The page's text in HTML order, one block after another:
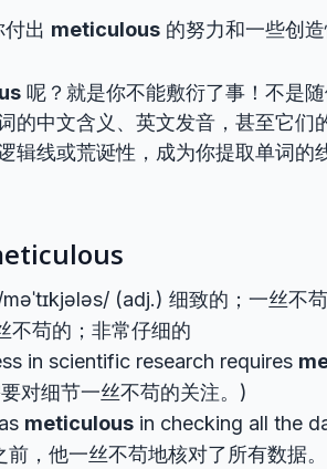
出 meticulous 的努力和一些创
呢？就是你不能敷衍了事！不是
的中文含义、英文发音，甚至它们
辑线或荒诞性，成为你提取单词的
(adj.) 细致的；一丝不
不苟的；非常仔细的
in scientific research requires
对细节一丝不苟的关注。)
meticulous in checking all the
前，他一丝不苟地核对了所有数据